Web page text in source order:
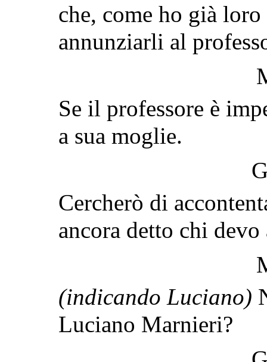
che, come ho già
annunziarli al
Se il professore è
a sua moglie.
Cercherò di
ancora detto chi
(indicando Luciano)
Luciano Marnieri?